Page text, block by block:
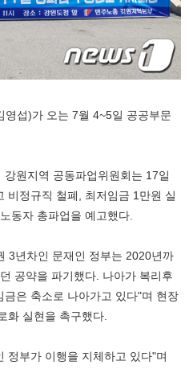
영섭)가 오는 7월 4~5일 공공부문
원지역 공동파업위원회는 17일
비정규직 철폐, 최저임금 1만원 실
동자 총파업을 예고했다.
3년차인 문재인 정부는 2020년까
공약을 파기했다. 나아가 복리후
은 축소로 나아가고 있다"며 현장
화 실현을 촉구했다.
정부가 이행을 지체하고 있다"며